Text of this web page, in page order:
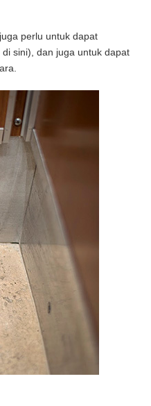
perlu untuk dapat
sini), dan juga untuk dapat